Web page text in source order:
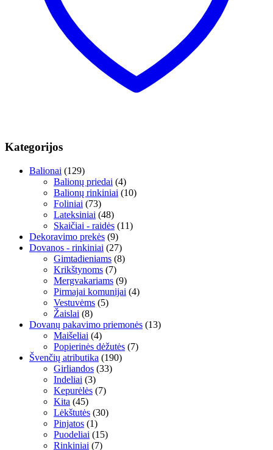
Kategorijos
Balionai (129)
Balionų priedai (4)
Balionų rinkiniai (10)
Foliniai (73)
Lateksiniai (48)
Skaičiai - raidės (11)
Dekoravimo prekės (9)
Dovanos - rinkiniai (27)
Gimtadieniams (8)
Krikštynoms (7)
Mergvakariams (9)
Pirmajai komunijai (4)
Vestuvėms (5)
Žaislai (8)
Dovanų pakavimo priemonės (13)
Maišeliai (4)
Popierinės dėžutės (7)
Švenčių atributika (190)
Girliandos (33)
Indeliai (3)
Kepurėlės (7)
Kita (45)
Lėkštutės (30)
Pinjatos (1)
Puodeliai (15)
Rinkiniai (7)